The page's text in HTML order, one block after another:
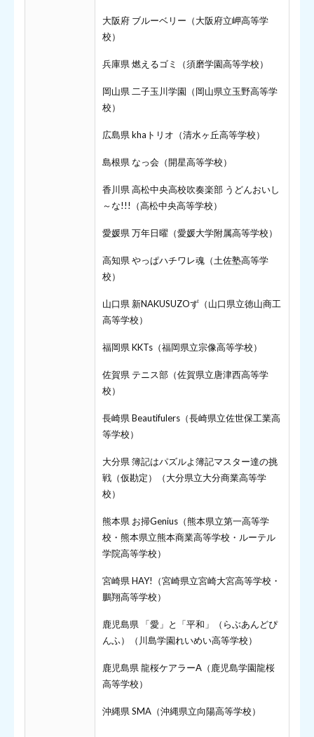
大阪府 ブルーベリー（大阪府立岬高等学
校）
兵庫県 燃えるゴミ（須磨学園高等学校）
岡山県 二子玉川学園（岡山県立玉野高等学
校）
広島県 khaトリオ（清水ヶ丘高等学校）
島根県 なっ会（開星高等学校）
香川県 高松中央高校吹奏楽部 うどんおいし
～な!!!（高松中央高等学校）
愛媛県 万年日曜（愛媛大学附属高等学校）
高知県 やっぱハチワレ魂（土佐塾高等学
校）
山口県 新NAKUSUZOず（山口県立徳山商工
高等学校）
福岡県 KKTs（福岡県立宗像高等学校）
佐賀県 テニス部（佐賀県立唐津西高等学
校）
長崎県 Beautifulers（長崎県立佐世保工業高
等学校）
大分県 簿記はパズルよ簿記マスター達の挑
戦（仮勘定）（大分県立大分商業高等学
校）
熊本県 お掃Genius（熊本県立第一高等学
校・熊本県立熊本商業高等学校・ルーテル
学院高等学校）
宮崎県 HAY!（宮崎県立宮崎大宮高等学校・
鵬翔高等学校）
鹿児島県 「愛」と「平和」（らぶあんどぴ
んふ）（川島学園れいめい高等学校）
鹿児島県 龍桜ケアラーA（鹿児島学園龍桜
高等学校）
沖縄県 SMA（沖縄県立向陽高等学校）